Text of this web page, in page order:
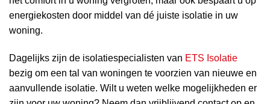
energiekosten door middel van dé juiste isolatie in uw
woning.
Dagelijks zijn de isolatiespecialisten van ETS Isolatie
bezig om een tal van woningen te voorzien van nieuwe en
aanvullende isolatie. Wilt u weten welke mogelijkheden er